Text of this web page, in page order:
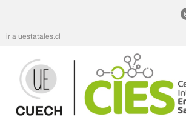
ir a uestatales.cl